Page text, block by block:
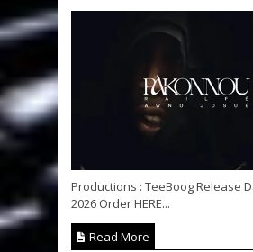
Productions : TeeBoog Release
2026 Order HERE...
Read More